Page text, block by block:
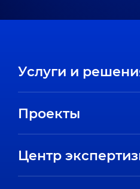
Услуги и
Проекты
Центр